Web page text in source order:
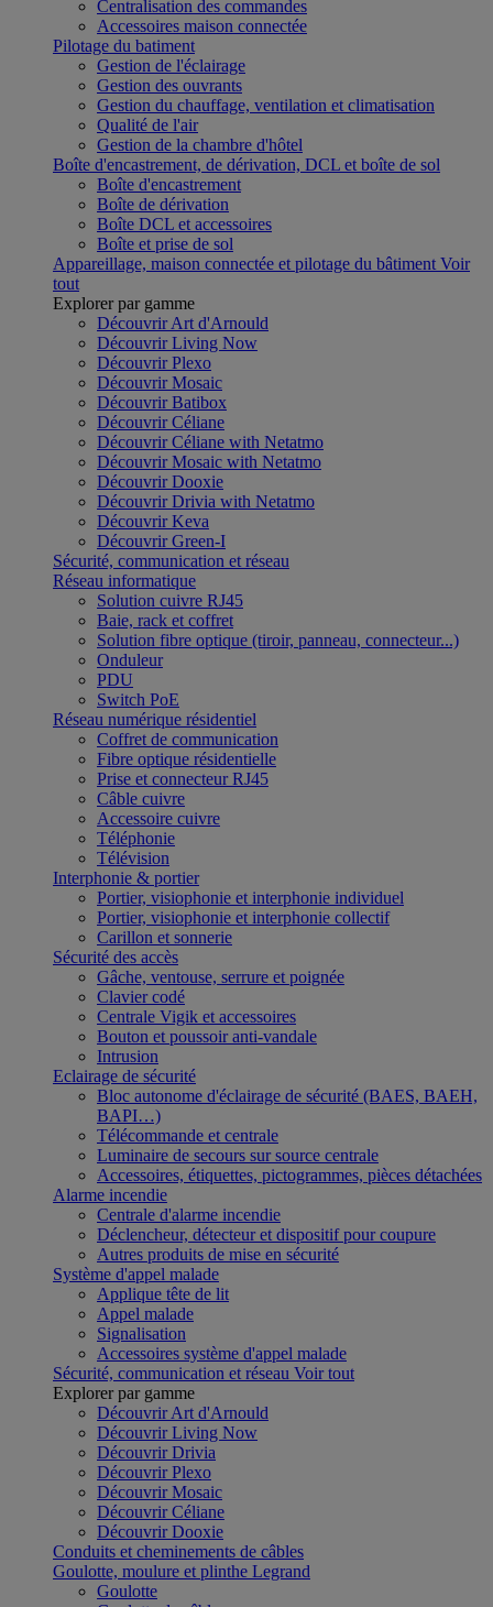
Centralisation des commandes
Accessoires maison connectée
Pilotage du batiment
Gestion de l'éclairage
Gestion des ouvrants
Gestion du chauffage, ventilation et climatisation
Qualité de l'air
Gestion de la chambre d'hôtel
Boîte d'encastrement, de dérivation, DCL et boîte de sol
Boîte d'encastrement
Boîte de dérivation
Boîte DCL et accessoires
Boîte et prise de sol
Appareillage, maison connectée et pilotage du bâtiment Voir
tout
Explorer par gamme
Découvrir Art d'Arnould
Découvrir Living Now
Découvrir Plexo
Découvrir Mosaic
Découvrir Batibox
Découvrir Céliane
Découvrir Céliane with Netatmo
Découvrir Mosaic with Netatmo
Découvrir Dooxie
Découvrir Drivia with Netatmo
Découvrir Keva
Découvrir Green-I
Sécurité, communication et réseau
Réseau informatique
Solution cuivre RJ45
Baie, rack et coffret
Solution fibre optique (tiroir, panneau, connecteur...)
Onduleur
PDU
Switch PoE
Réseau numérique résidentiel
Coffret de communication
Fibre optique résidentielle
Prise et connecteur RJ45
Câble cuivre
Accessoire cuivre
Téléphonie
Télévision
Interphonie & portier
Portier, visiophonie et interphonie individuel
Portier, visiophonie et interphonie collectif
Carillon et sonnerie
Sécurité des accès
Gâche, ventouse, serrure et poignée
Clavier codé
Centrale Vigik et accessoires
Bouton et poussoir anti-vandale
Intrusion
Eclairage de sécurité
Bloc autonome d'éclairage de sécurité (BAES, BAEH,
BAPI…)
Télécommande et centrale
Luminaire de secours sur source centrale
Accessoires, étiquettes, pictogrammes, pièces détachées
Alarme incendie
Centrale d'alarme incendie
Déclencheur, détecteur et dispositif pour coupure
Autres produits de mise en sécurité
Système d'appel malade
Applique tête de lit
Appel malade
Signalisation
Accessoires système d'appel malade
Sécurité, communication et réseau Voir tout
Explorer par gamme
Découvrir Art d'Arnould
Découvrir Living Now
Découvrir Drivia
Découvrir Plexo
Découvrir Mosaic
Découvrir Céliane
Découvrir Dooxie
Conduits et cheminements de câbles
Goulotte, moulure et plinthe Legrand
Goulotte